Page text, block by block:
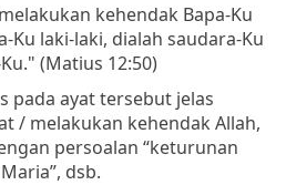
kehendak Bapa-Ku
Ku laki-laki, dialah saudara-Ku
(Matius 12:50)
pada ayat tersebut jelas
/ melakukan kehendak Allah,
persoalan “keturunan
dsb.